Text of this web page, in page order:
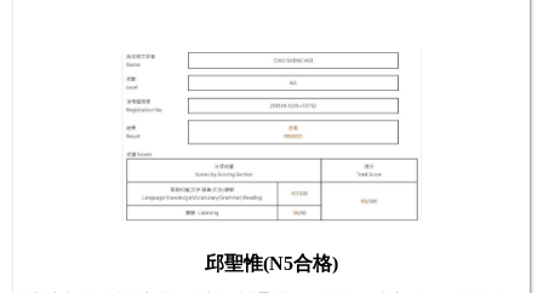
邱聖惟(N5合格)